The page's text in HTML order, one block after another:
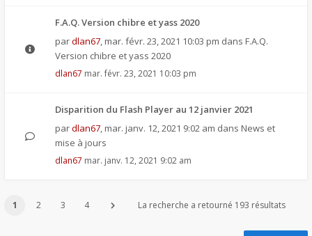
F.A.Q. Version chibre et yass 2020
pardlan67, mar. févr. 23, 2021 10:03 pm dans F.A.Q.
Version chibre et yass 2020
dlan67 mar. févr. 23, 2021 10:03 pm
Disparition du Flash Player au 12 janvier 2021
pardlan67, mar. janv. 12, 2021 9:02 am dans News et
mise à jours
dlan67 mar. janv. 12, 2021 9:02 am
1 2 3 4 La recherche a retourné 193 résultats